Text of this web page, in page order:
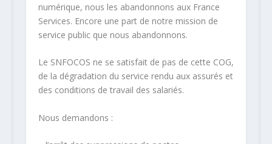
numérique, nous les abandonnons aux France
Services. Encore une part de notre mission de
service public que nous abandonnons.
Le SNFOCOS ne se satisfait de pas de cette COG,
de la dégradation du service rendu aux assurés et
des conditions de travail des salariés.
Nous demandons :